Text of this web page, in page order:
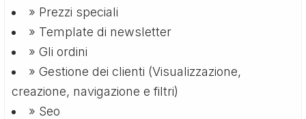
» Prezzi speciali
» Template di newsletter
» Gli ordini
» Gestione dei clienti (Visualizzazione,
creazione, navigazione e filtri)
» Seo